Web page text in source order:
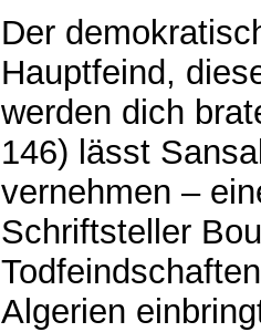
Der
Hauptfeind,
werden dich
146) lässt
vernehmen –
Schriftsteller
Algerien